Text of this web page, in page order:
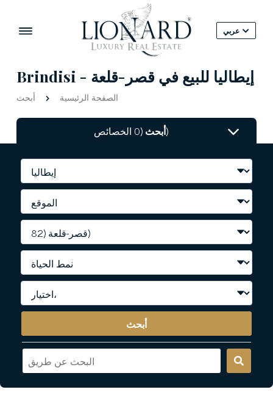
عربي
Brindisi - إيطاليا للبيع في قصر-قلعة
الصفحة الرئيسية أبحث
أبحث(0 الخصائص)
أبحث